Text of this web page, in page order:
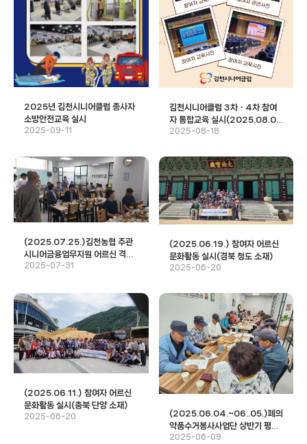
2025년 김천시니어클럽 종사자
소방안전교육 실시
2025-09-11
김천시니어클럽 3차ㆍ4차 참여
자 통합교육 실시(2025.08.0
4.~08.08.)
2025-08-18
(2025.07.25.)김천농협 주관
시니어금융업무지원 어르신 격려
회식
2025-07-31
(2025.06.19.) 참여자 어르신
문화활동 실시(경북 청도 소재)
2025-06-20
(2025.06.11.) 참여자 어르신
문화활동 실시(충북 단양 소재)
2025-06-20
(2025.06.04.~06..05.)폐의
약품수거봉사사업단 상반기 평가
회 실시
2025-06-09